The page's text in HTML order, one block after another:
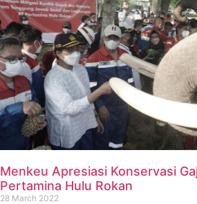
Menkeu Apresiasi Konservasi
Pertamina Hulu Rokan
28 March 2022